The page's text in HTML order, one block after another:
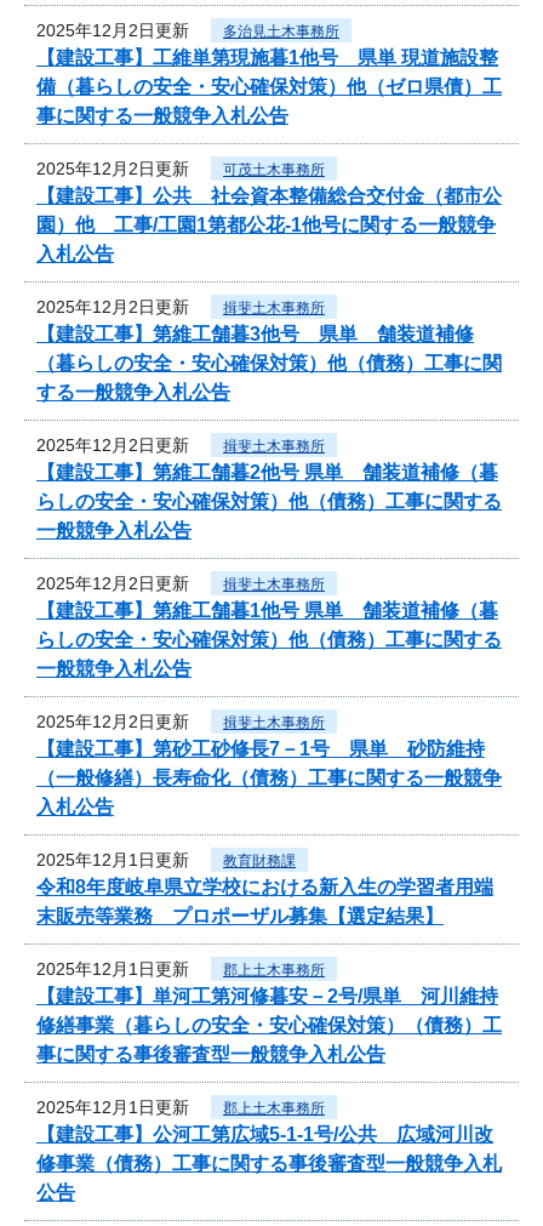
2025年12月2日更新 多治見土木事務所
【建設工事】工維単第現施暮1他号 県単 現道施設整
備（暮らしの安全・安心確保対策）他（ゼロ県債）工
事に関する一般競争入札公告
2025年12月2日更新 可茂土木事務所
【建設工事】公共 社会資本整備総合交付金（都市公
園）他 工事/工園1第都公花-1他号に関する一般競争
入札公告
2025年12月2日更新 揖斐土木事務所
【建設工事】第維工舗暮3他号 県単 舗装道補修
（暮らしの安全・安心確保対策）他（債務）工事に関
する一般競争入札公告
2025年12月2日更新 揖斐土木事務所
【建設工事】第維工舗暮2他号 県単 舗装道補修（暮
らしの安全・安心確保対策）他（債務）工事に関する
一般競争入札公告
2025年12月2日更新 揖斐土木事務所
【建設工事】第維工舗暮1他号 県単 舗装道補修（暮
らしの安全・安心確保対策）他（債務）工事に関する
一般競争入札公告
2025年12月2日更新 揖斐土木事務所
【建設工事】第砂工砂修長7－1号 県単 砂防維持
（一般修繕）長寿命化（債務）工事に関する一般競争
入札公告
2025年12月1日更新 教育財務課
令和8年度岐阜県立学校における新入生の学習者用端
末販売等業務 プロポーザル募集【選定結果】
2025年12月1日更新 郡上土木事務所
【建設工事】単河工第河修暮安－2号/県単 河川維持
修繕事業（暮らしの安全・安心確保対策）（債務）工
事に関する事後審査型一般競争入札公告
2025年12月1日更新 郡上土木事務所
【建設工事】公河工第広域5-1-1号/公共 広域河川改
修事業（債務）工事に関する事後審査型一般競争入札
公告